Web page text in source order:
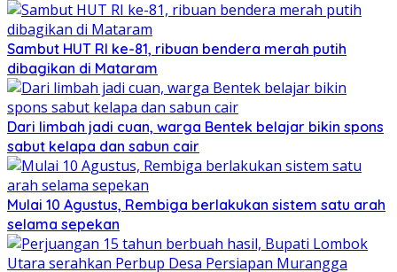
Sambut HUT RI ke-81, ribuan bendera merah putih
dibagikan di Mataram
Dari limbah jadi cuan, warga Bentek belajar bikin spons
sabut kelapa dan sabun cair
Mulai 10 Agustus, Rembiga berlakukan sistem satu arah
selama sepekan